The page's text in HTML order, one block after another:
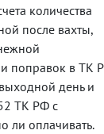
количества
после вахты,
и поправок в ТК
день и
ТК РФ с
ли оплачивать.